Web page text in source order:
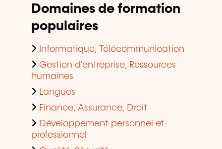
Domaines de formation
populaires
Informatique, Télécommunication
Gestion d'entreprise, Ressources
humaines
Langues
Finance, Assurance, Droit
Développement personnel et
professionnel